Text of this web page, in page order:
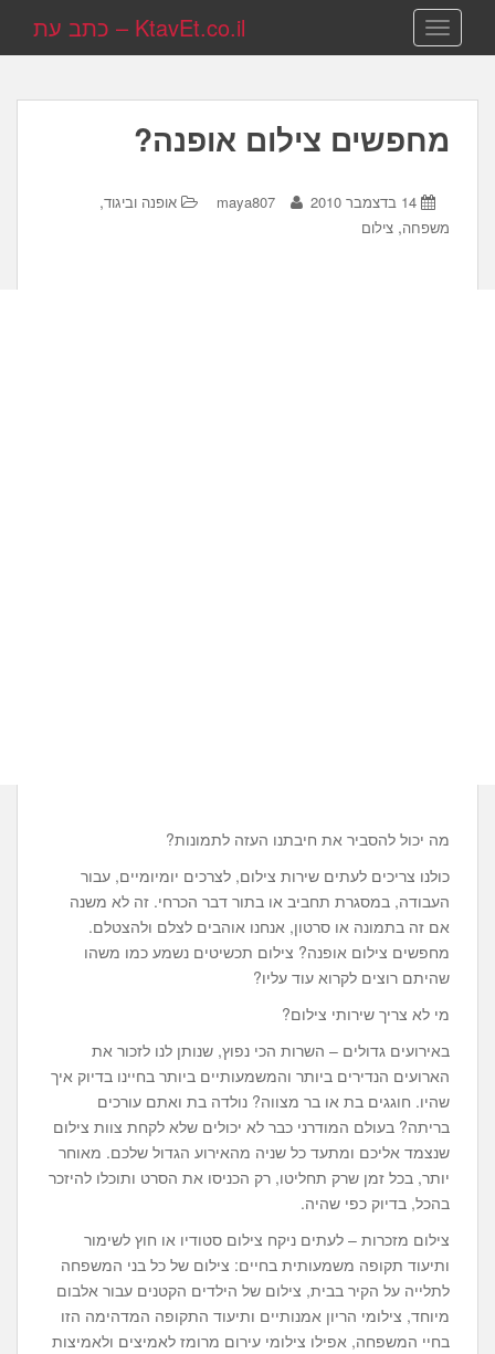
TOGGLE NAVIGATION KtavEt.co.il – כתב עת
מחפשים צילום אופנה?
14 בדצמבר 2010 maya807 אופנה וביגוד,
משפחה, צילום
מה יכול להסביר את חיבתנו העזה לתמונות?
כולנו צריכים לעתים שירות צילום, לצרכים יומיומיים, עבור
העבודה, במסגרת תחביב או בתור דבר הכרחי. זה לא משנה
אם זה בתמונה או סרטון, אנחנו אוהבים לצלם ולהצטלם.
מחפשים צילום אופנה? צילום תכשיטים נשמע כמו משהו
שהיתם רוצים לקרוא עוד עליו?
מי לא צריך שירותי צילום?
באירועים גדולים – השרות הכי נפוץ, שנותן לנו לזכור את
הארועים הנדירים ביותר והמשמעותיים ביותר בחיינו בדיוק איך
שהיו. חוגגים בת או בר מצווה? נולדה בת ואתם עורכים
בריתה? בעולם המודרני כבר לא יכולים שלא לקחת צוות צילום
שנצמד אליכם ומתעד כל שניה מהאירוע הגדול שלכם. מאוחר
יותר, בכל זמן שרק תחליטו, רק הכניסו את הסרט ותוכלו להיזכר
בהכל, בדיוק כפי שהיה.
צילום מזכרות – לעתים ניקח צילום סטודיו או חוץ לשימור
ותיעוד תקופה משמעותית בחיים: צילום של כל בני המשפחה
לתלייה על הקיר בבית, צילום של הילדים הקטנים עבור אלבום
מיוחד, צילומי הריון אמנותיים ותיעוד התקופה המדהימה הזו
בחיי המשפחה, אפילו צילומי עירום מרומז לאמיצים ולאמיצות